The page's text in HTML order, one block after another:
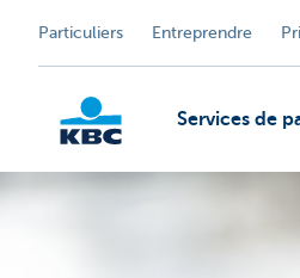
Particuliers Entreprendre
Services de